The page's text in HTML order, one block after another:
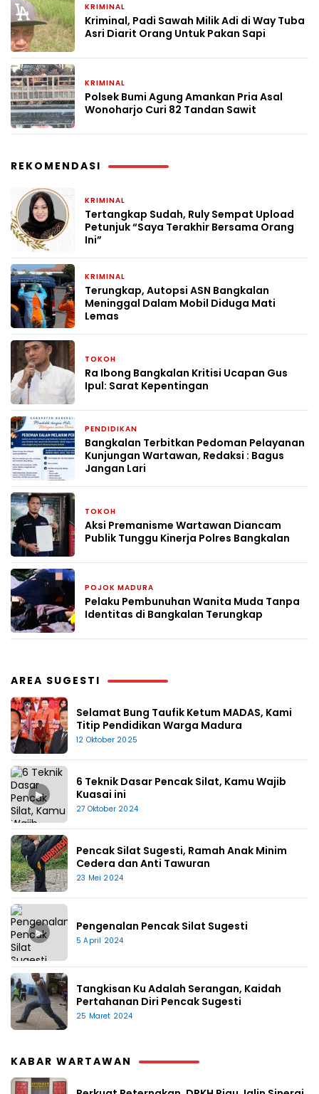
KRIMINAL
Kriminal, Padi Sawah Milik Adi di Way Tuba
Asri Diarit Orang Untuk Pakan Sapi
KRIMINAL
Polsek Bumi Agung Amankan Pria Asal
Wonoharjo Curi 82 Tandan Sawit
REKOMENDASI
KRIMINAL
Tertangkap Sudah, Ruly Sempat Upload
Petunjuk “Saya Terakhir Bersama Orang
Ini”
KRIMINAL
Terungkap, Autopsi ASN Bangkalan
Meninggal Dalam Mobil Diduga Mati
Lemas
TOKOH
Ra Ibong Bangkalan Kritisi Ucapan Gus
Ipul: Sarat Kepentingan
PENDIDIKAN
Bangkalan Terbitkan Pedoman Pelayanan
Kunjungan Wartawan, Redaksi : Bagus
Jangan Lari
TOKOH
Aksi Premanisme Wartawan Diancam
Publik Tunggu Kinerja Polres Bangkalan
POJOK MADURA
Pelaku Pembunuhan Wanita Muda Tanpa
Identitas di Bangkalan Terungkap
AREA SUGESTI
Selamat Bung Taufik Ketum MADAS, Kami
Titip Pendidikan Warga Madura
12 Oktober 2025
▶
6 Teknik Dasar Pencak Silat, Kamu Wajib
Kuasai ini
27 Oktober 2024
Pencak Silat Sugesti, Ramah Anak Minim
Cedera dan Anti Tawuran
23 Mei 2024
▶ Pengenalan Pencak Silat Sugesti
5 April 2024
Tangkisan Ku Adalah Serangan, Kaidah
Pertahanan Diri Pencak Sugesti
25 Maret 2024
KABAR WARTAWAN